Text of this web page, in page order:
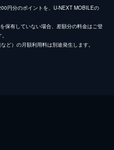
円分のポイントを、U-NEXT MOBILEの
保有していない場合、差額分の料金はご登
ど）の月額利用料は別途発生します。